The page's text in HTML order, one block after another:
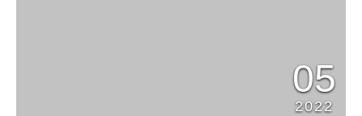
05
2022